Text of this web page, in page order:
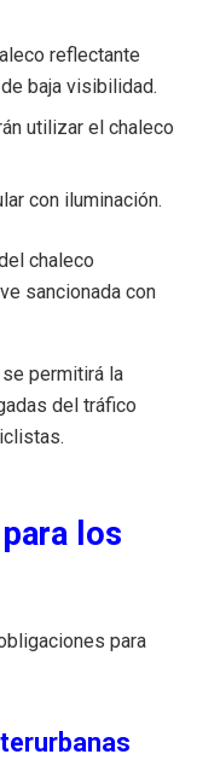
reflectante
baja visibilidad.
utilizar el chaleco
con iluminación.
chaleco
sancionada con
permitirá la
del tráfico
los
para